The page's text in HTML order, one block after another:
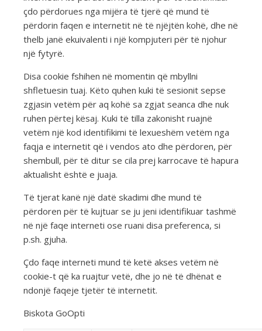
çdo përdorues nga mijëra të tjerë që mund të
përdorin faqen e internetit në të njëjtën kohë, dhe në
thelb janë ekuivalenti i një kompjuteri për të njohur
një fytyrë.
Disa cookie fshihen në momentin që mbyllni
shfletuesin tuaj. Këto quhen kuki të sesionit sepse
zgjasin vetëm për aq kohë sa zgjat seanca dhe nuk
ruhen përtej kësaj. Kuki të tilla zakonisht ruajnë
vetëm një kod identifikimi të lexueshëm vetëm nga
faqja e internetit që i vendos ato dhe përdoren, për
shembull, për të ditur se cila prej karrocave të hapura
aktualisht është e juaja.
Të tjerat kanë një datë skadimi dhe mund të
përdoren për të kujtuar se ju jeni identifikuar tashmë
në një faqe interneti ose ruani disa preferenca, si
p.sh. gjuha.
Çdo faqe interneti mund të ketë akses vetëm në
cookie-t që ka ruajtur vetë, dhe jo në të dhënat e
ndonjë faqeje tjetër të internetit.
Biskota GoOpti